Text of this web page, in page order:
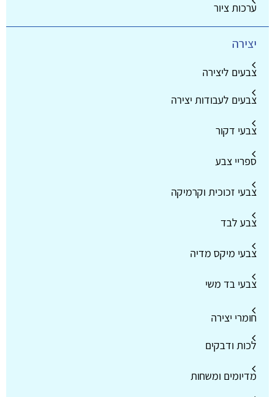
ערכות ציור
יצירה
צבעים ליצירה
צבעים לעבודות יצירה
צבעי דקור
ספריי צבע
צבעי זכוכית וקרמיקה
צבע לבד
צבעי מיקס מדיה
צבעי בד משי
חומרי יצירה
לכות ודבקים
מדיומים ומשחות